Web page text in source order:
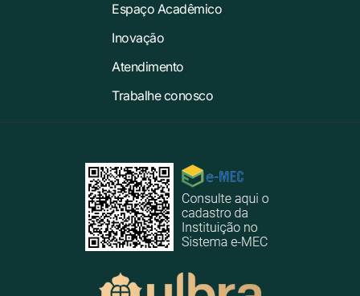
Espaço Acadêmico
Inovação
Atendimento
Trabalhe conosco